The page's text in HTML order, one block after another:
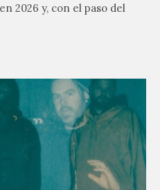
2026 y, con el paso del